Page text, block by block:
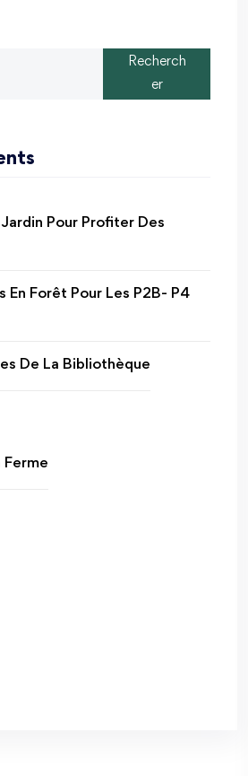
Recherch
er
Pour Profiter Des
En Forêt Pour Les P2B- P4
De La Bibliothèque
Ferme